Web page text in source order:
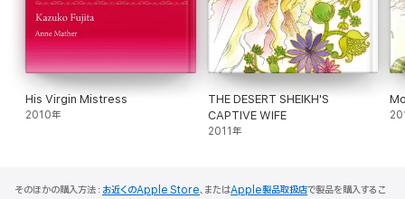
His Virgin Mistress
2010年
THE DESERT SHEIKH'S
CAPTIVE WIFE
2011年
そのほかの購入方法： お近くのApple Store、またはApple製品取扱店で製品を購入するこ